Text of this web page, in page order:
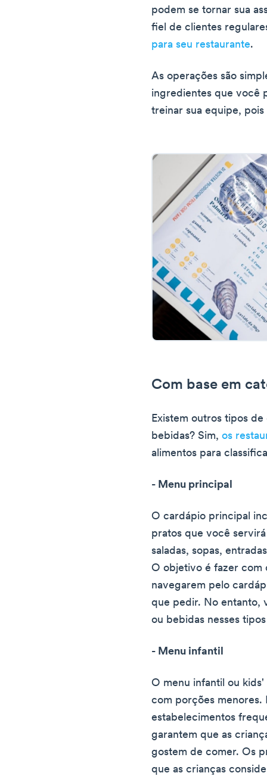
podem se tornar sua
fiel de clientes
para seu restaurante.
As operações são
ingredientes que você
treinar sua equipe,
Com base em
Existem outros tipos
bebidas? Sim,os
alimentos para
- Menu principal
O cardápio principal
pratos que você
saladas, sopas,
O objetivo é fazer com
navegarem pelo
que pedir. No entanto,
ou bebidas nesses
- Menu infantil
O menu infantil ou
com porções menores.
estabelecimentos
garantem que as
gostem de comer. Os
que as crianças